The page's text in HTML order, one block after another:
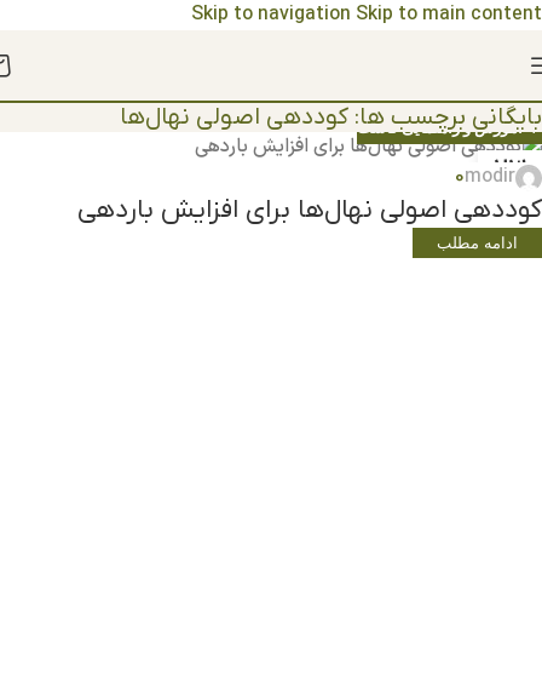
Skip to navigation Skip to main content
بایگانی برچسب ها: کوددهی اصولی نهال‌ها
23
دسامبر
🌱 آموزش و راهنمایی کاشت
modir
0
کوددهی اصولی نهال‌ها برای افزایش باردهی
ادامه مطلب